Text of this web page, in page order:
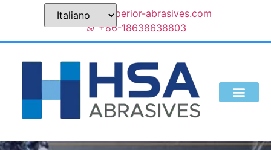
sales@superior-abrasives.com
+86-18638638803